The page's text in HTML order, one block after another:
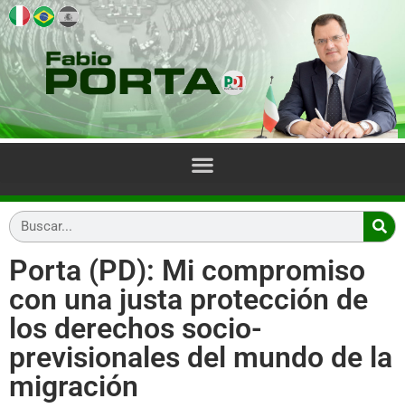
Porta (PD): Mi compromiso
con una justa protección de
los derechos socio-
previsionales del mundo de la
migración